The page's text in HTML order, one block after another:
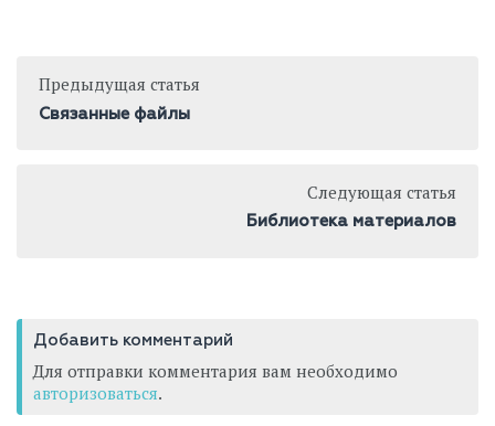
Предыдущая статья
Связанные файлы
Следующая статья
Библиотека материалов
Добавить комментарий
Для отправки комментария вам необходимо
авторизоваться.